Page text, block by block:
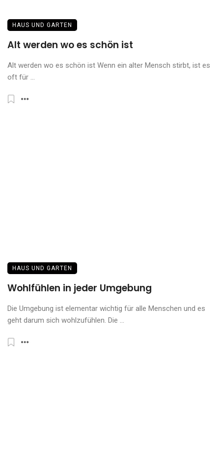
HAUS UND GARTEN
Alt werden wo es schön ist
Alt werden wo es schön ist Wenn ein alter Mensch stirbt, ist es
oft für ...
HAUS UND GARTEN
Wohlfühlen in jeder Umgebung
Die Umgebung ist elementar wichtig für alle Menschen und es
geht darum sich wohlzufühlen. Die ...